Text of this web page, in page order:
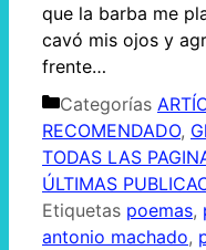
que la barba me
cavó mis ojos y
frente…
Categorías
RECOMENDADO,
TODAS LAS
ÚLTIMAS
Etiquetas poemas,
antonio machado,